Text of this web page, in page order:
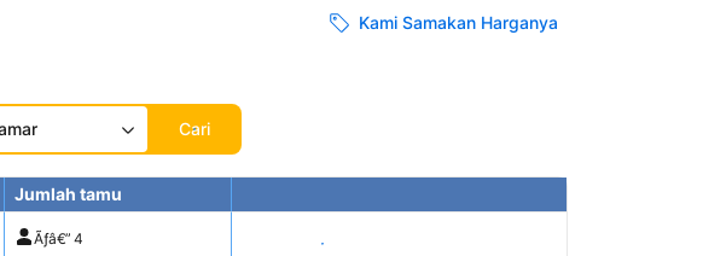
Kami Samakan Harganya
Cari
Jumlah tamu
Ãƒâ€” 4 Tampilkan harga